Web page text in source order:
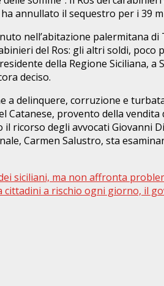
annullato il sequestro per i 39
nell’abitazione palermitana
del Ros: gli altri soldi, poco
della Regione Siciliana,
deciso.
a delinquere, corruzione e
provento della
ricorso degli avvocati
Carmen Salustro, sta
siciliani, ma non affronta
cittadini a rischio ogni giorno, il